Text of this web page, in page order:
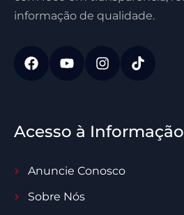
informação de qualidade.
Acesso à Informação
Anuncie Conosco
Sobre Nós